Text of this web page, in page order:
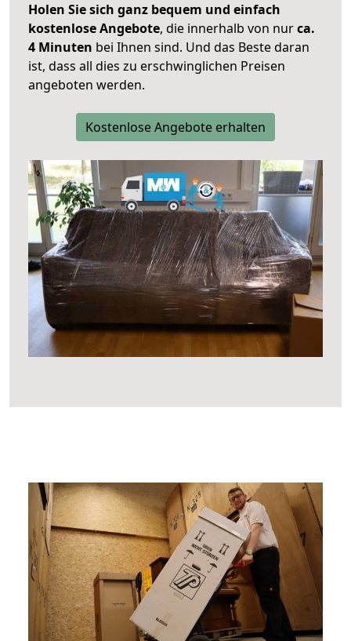
Holen Sie sich ganz bequem und einfach
kostenlose Angebote, die innerhalb von nurca.
4 Minuten bei Ihnen sind. Und das Beste daran
ist, dass all dies zu erschwinglichen Preisen
angeboten werden.
Kostenlose Angebote erhalten